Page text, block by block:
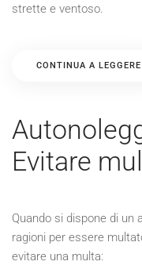
strette e ventoso.
CONTINUA A LEGGERE
Evitare
Quando si dispone di un
ragioni per essere
evitare una multa: